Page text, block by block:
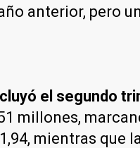
anterior, pero
el segundo
millones,
mientras que